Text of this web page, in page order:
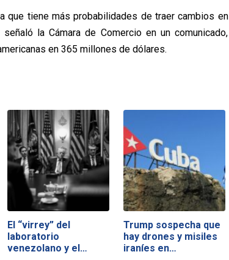
que tiene más probabilidades de traer cambios en
la Cámara de Comercio en un comunicado,
en 365 millones de dólares.
El “virrey” del
laboratorio
venezolano y el
Trump sospecha que
hay drones y misiles
iraníes en…